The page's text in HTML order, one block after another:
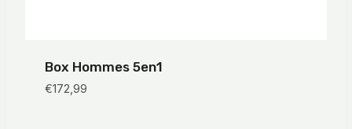
Box Hommes 5en1
€172,99